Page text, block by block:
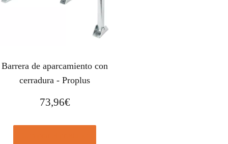
Barrera de aparcamiento con
cerradura - Proplus
73,96€